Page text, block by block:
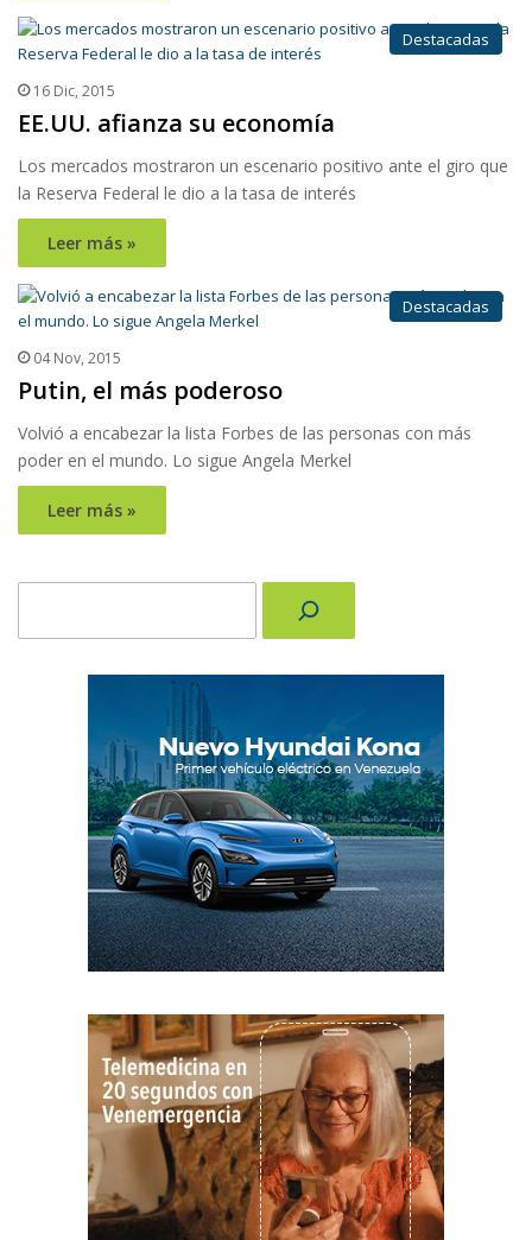
Destacadas
16 Dic, 2015
EE.UU. afianza su economía
Los mercados mostraron un escenario positivo ante el giro que
la Reserva Federal le dio a la tasa de interés
Leer más »
Destacadas
04 Nov, 2015
Putin, el más poderoso
Volvió a encabezar la lista Forbes de las personas con más
poder en el mundo. Lo sigue Angela Merkel
Leer más »